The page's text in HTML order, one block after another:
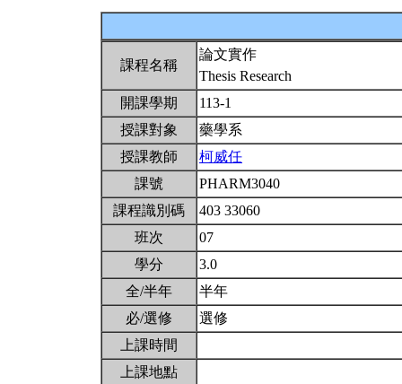
課程名稱
論文實作
Thesis Research
開課學期
113-1
授課對象
藥學系
授課教師
柯威任
課號
PHARM3040
課程識別碼
403 33060
班次
07
學分
3.0
全/半年
半年
必/選修
選修
上課時間
上課地點